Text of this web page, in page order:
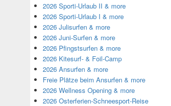
2026 Sporti-Urlaub II & more
2026 Sporti-Urlaub I & more
2026 Julisurfen & more
2026 Juni-Surfen & more
2026 Pfingstsurfen & more
2026 Kitesurf- & Foil-Camp
2026 Ansurfen & more
Freie Plätze beim Ansurfen & more
2026 Wellness Opening & more
2026 Osterferien-Schneesport-Reise